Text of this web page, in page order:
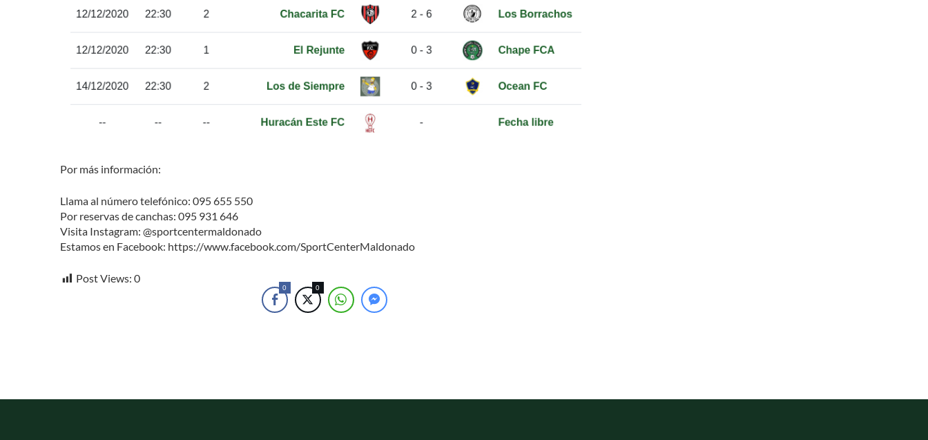
Por más información:
Llama al número telefónico: 095 655 550
Por reservas de canchas: 095 931 646
Visita Instagram: @sportcentermaldonado
Estamos en Facebook: https://www.facebook.com/SportCenterMaldonado
Post Views: 0
0 0